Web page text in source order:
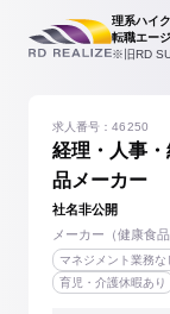
理系ハイ
転職エー
※旧RD
経理・人事
品メーカー
求人番号：46250
社名非公開
メーカー（健康食品
マネジメント業務な
育児・介護休暇あり